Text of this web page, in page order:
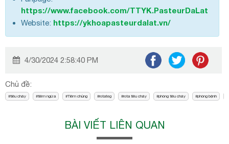
https://www.facebook.com/TTYK.PasteurDaLat
Website: https://ykhoapasteurdalat.vn/
4/30/2024 2:58:40 PM
Chủ đề:
tiêu chảy tiêm ngừa Tiêm chủng rotateg rota tiêu chảy phòng tiêu chảy phòng bệnh
BÀI VIẾT LIÊN QUAN